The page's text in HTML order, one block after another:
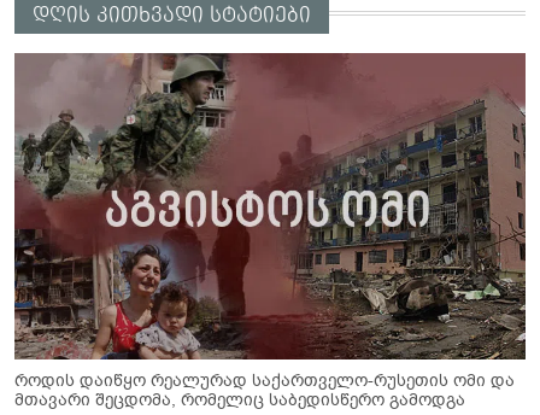
დღის კითხვადი სტატიები
როდის დაიწყო რეალურად საქართველო-რუსეთის ომი და
მთავარი შეცდომა, რომელიც საბედისწერო გამოდგა